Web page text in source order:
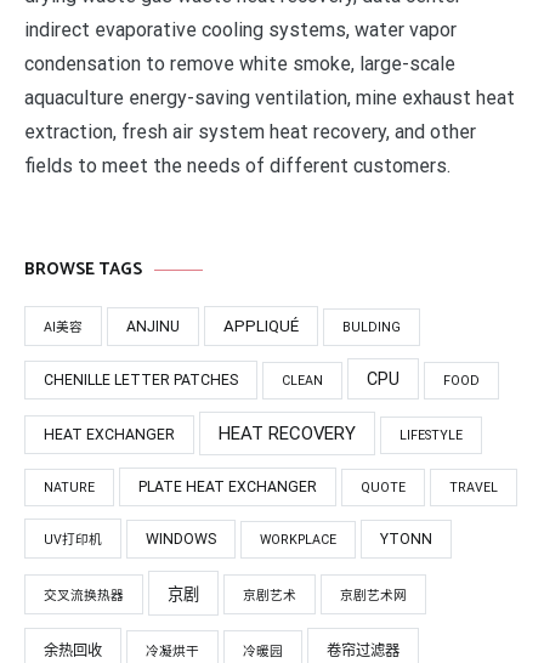
indirect evaporative cooling systems, water vapor
condensation to remove white smoke, large-scale
aquaculture energy-saving ventilation, mine exhaust heat
extraction, fresh air system heat recovery, and other
fields to meet the needs of different customers.
BROWSE TAGS
AI美容 ANJINU APPLIQUÉ BULDING
CHENILLE LETTER PATCHES CLEAN CPU FOOD
HEAT EXCHANGER HEAT RECOVERY LIFESTYLE
NATURE PLATE HEAT EXCHANGER QUOTE TRAVEL
UV打印机 WINDOWS WORKPLACE YTONN
交叉流换热器 京剧 京剧艺术 京剧艺术网
余热回收 冷凝烘干 冷暖园 卷帘过滤器